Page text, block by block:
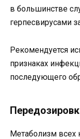
в большинстве
герпесвирусами
Рекомендуется
признаках
последующего
Метаболизм всех